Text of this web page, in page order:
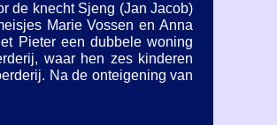
de knecht Sjeng (Jan Jacob)
Marie Vossen en Anna
Pieter een dubbele woning
waar hen zes kinderen
Na de onteigening van